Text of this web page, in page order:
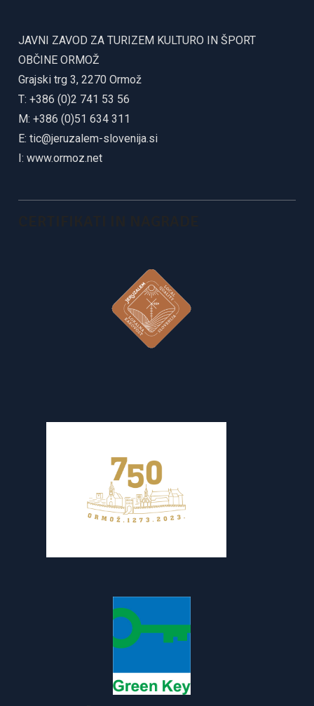
JAVNI ZAVOD ZA TURIZEM KULTURO IN ŠPORT
OBČINE ORMOŽ
Grajski trg 3, 2270 Ormož
T: +386 (0)2 741 53 56
M: +386 (0)51 634 311
E:tic@jeruzalem-slovenija.si
I:www.ormoz.net